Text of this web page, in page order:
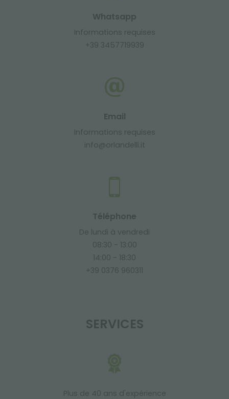
Whatsapp
Informations requises
+39 3457719939
Email
Informations requises
info@orlandelli.it
Téléphone
De lundi à vendredi
08:30 - 13:00
14:00 - 18:30
+39 0376 960311
SERVICES
Plus de 40 ans d'expérience